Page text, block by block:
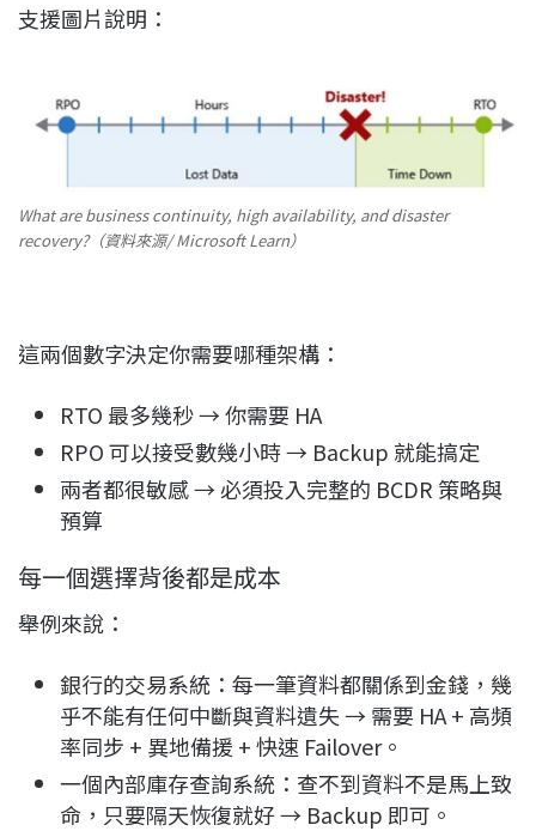
支援圖片說明：
What are business continuity, high availability, and disaster
recovery?（資料來源/ Microsoft Learn）
這兩個數字決定你需要哪種架構：
RTO 最多幾秒 → 你需要 HA
RPO 可以接受數幾小時 → Backup 就能搞定
兩者都很敏感 → 必須投入完整的 BCDR 策略與
預算
每一個選擇背後都是成本
舉例來說：
銀行的交易系統：每一筆資料都關係到金錢，幾
乎不能有任何中斷與資料遺失 → 需要 HA + 高頻
率同步 + 異地備援 + 快速 Failover。
一個內部庫存查詢系統：查不到資料不是馬上致
命，只要隔天恢復就好 → Backup 即可。